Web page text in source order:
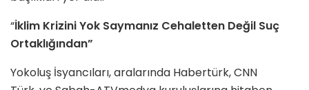
“İklim Krizini Yok Saymanız Cehaletten Değil Suç
Ortaklığından”
Yokoluş İsyancıları, aralarında Habertürk, CNN